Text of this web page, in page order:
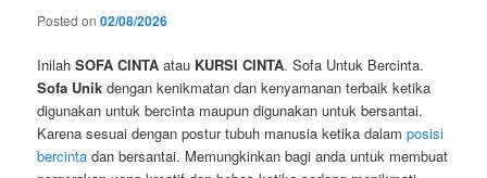
t
i
o
n
Posted on02/08/2026
InilahSOFA CINTA atau KURSI CINTA. Sofa Untuk Bercinta.
Sofa Unik dengan kenikmatan dan kenyamanan terbaik ketika
digunakan untuk bercinta maupun digunakan untuk bersantai.
Karena sesuai dengan postur tubuh manusia ketika dalamposisi
bercinta dan bersantai. Memungkinkan bagi anda untuk membuat